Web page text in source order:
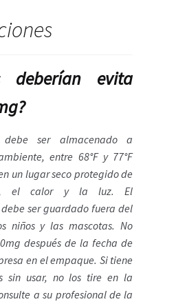
deberían evita
ser almacenado a
entre 68°F y 77°F
en un lugar seco protegido de
el calor y la luz. El
ser guardado fuera del
niños y las mascotas. No
después de la fecha de
en el empaque. Si tiene
sin usar, no los tire en la
a su profesional de la